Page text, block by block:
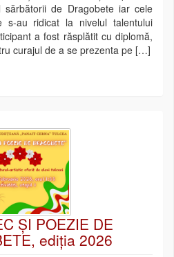
de Dragobete iar cele
s-au ridicat la nivelul talentului
a fost răsplătit cu diplomă,
curajul de a se prezenta pe […]
ȘI POEZIE DE
ediția 2026